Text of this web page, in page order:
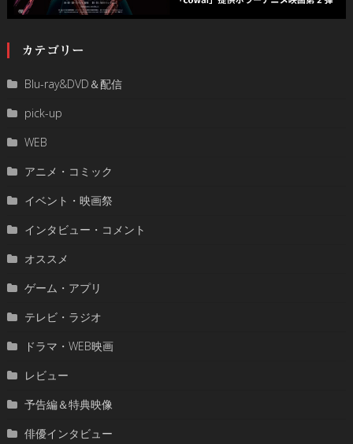
カテゴリー
Blu-ray&DVD＆配信
pick-up
WEB
アニメ・コミック
イベント・映画祭
インタビュー・コメント
オススメ
ゲーム・アプリ
テレビ・ラジオ
ドラマ・WEB映画
レビュー
予告編＆特典映像
俳優インタビュー